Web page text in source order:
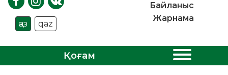
қаз qaz
Байланыс
Жарнама
Қоғам